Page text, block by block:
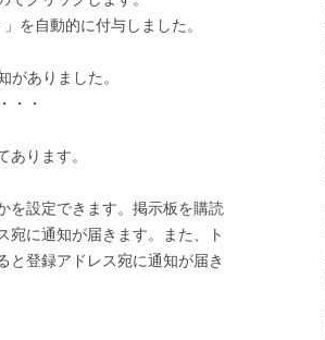
を自動的に付与しました。
ありました。
・・
ります。
を設定できます。掲示板を購読
宛に通知が届きます。また、ト
と登録アドレス宛に通知が届き